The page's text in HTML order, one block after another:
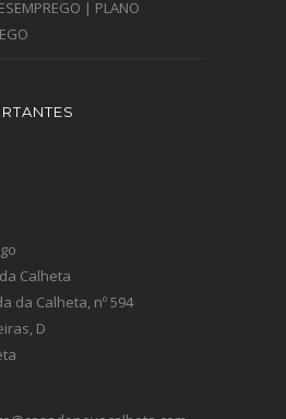
| PLANO
Calheta
da Calheta, nº 594
D